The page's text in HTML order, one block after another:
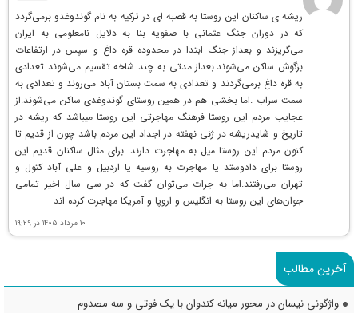
ریشه ی ساکنان این روستا به قصبه ای در ترکیه به نام گوندوغدو برمی‌گردد
که در دوران جنگ عثمانی با صفویه بنا به دلایل نامعلومی به ایران
می‌گریزند و بعداز جنگ ابتدا در محدوده قره داغ و سپس در ارتفاعات
بزگوش ساکن می‌شوند.بعداز مدتی به چند شاخه تقسیم می‌شوند تعدادی
به قره داغ برمی‌گردند و تعدادی به سمت بستان آباد می‌روند و تعدادی به
سمت سراب .اما بخشی هم در همین روستای گوندوغدی ساکن می‌شوند.از
عجایب مردم این روستا فرهنگ مهاجرتی این روستا میباشد که ریشه در
تاریخ و شایدریشه در ژنی نهفته در اجداد این مردم باشد چون از قدیم تا
کنون مردم این روستا میل به مهاجرت دارند .برای مثال ساکنان قدیم این
روستا برای دادوستد یا مهاجرت به روسیه یا اردبیل و علی آباد کتول و
تهران می‌رفتند.اما به جرات می‌توان گفت که در سی سال اخیر تمامی
جوان‌های این روستا به انگلیس و اروپا و آمریکا مهاجرت کرده اند
۱۰ مرداد ۱۴۰۵ در ۱۹:۲۹
آخرین مطالب
واژگونی نیسان در محور میانه کندوان با یک فوتی و سه مصدوم